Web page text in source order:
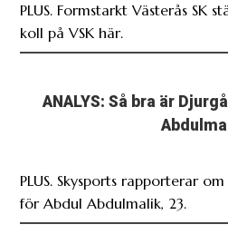
PLUS. Formstarkt Västerås SK
koll på VSK här.
ANALYS: Så bra är
PLUS. Skysports rapporterar
för Abdul Abdulmalik, 23.